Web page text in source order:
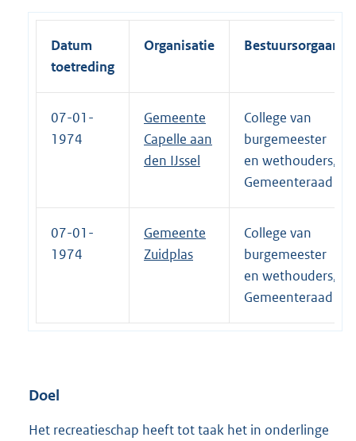
Datum
toetreding
Organisatie Bestuursorgaan
07-01-
1974
Gemeente
Capelle aan
den IJssel
College van
burgemeester
en wethouders,
Gemeenteraad
07-01-
1974
Gemeente
Zuidplas
College van
burgemeester
en wethouders,
Gemeenteraad
Doel
Het recreatieschap heeft tot taak het in onderlinge